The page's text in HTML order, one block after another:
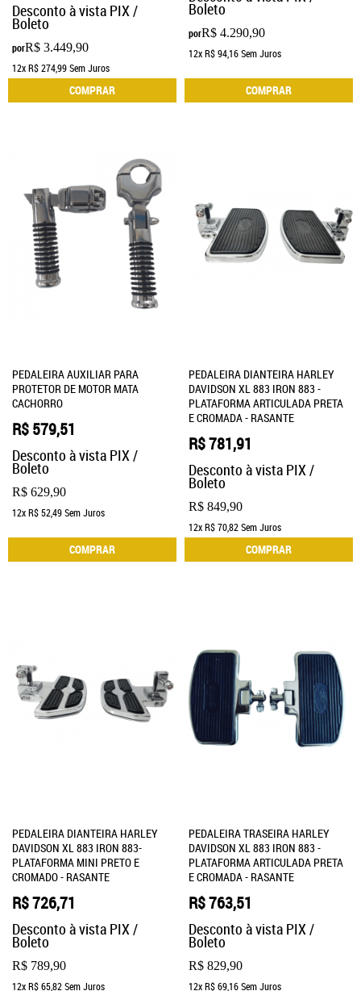
porR$ 3.449,90
Desconto à vista PIX /
Boleto
12xR$ 274,99Sem Juros
COMPRAR
porR$ 4.290,90
Boleto
12xR$ 94,16Sem Juros
COMPRAR
PEDALEIRA AUXILIAR PARA
PROTETOR DE MOTOR MATA
CACHORRO
R$ 629,90
R$ 579,51
Desconto à vista PIX /
Boleto
12xR$ 52,49Sem Juros
COMPRAR
PEDALEIRA DIANTEIRA HARLEY
DAVIDSON XL 883 IRON 883 -
PLATAFORMA ARTICULADA PRETA
E CROMADA - RASANTE
R$ 849,90
R$ 781,91
Desconto à vista PIX /
Boleto
12xR$ 70,82Sem Juros
COMPRAR
PEDALEIRA DIANTEIRA HARLEY
DAVIDSON XL 883 IRON 883-
PLATAFORMA MINI PRETO E
CROMADO - RASANTE
R$ 789,90
R$ 726,71
Desconto à vista PIX /
Boleto
12xR$ 65,82Sem Juros
PEDALEIRA TRASEIRA HARLEY
DAVIDSON XL 883 IRON 883 -
PLATAFORMA ARTICULADA PRETA
E CROMADA - RASANTE
R$ 829,90
R$ 763,51
Desconto à vista PIX /
Boleto
12xR$ 69,16Sem Juros